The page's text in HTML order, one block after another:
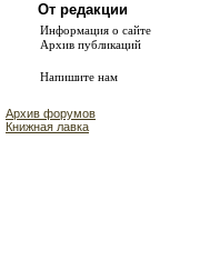
От редакции
Информация о сайте
Архив публикаций
Напишите нам
Архив форумов
Книжная лавка